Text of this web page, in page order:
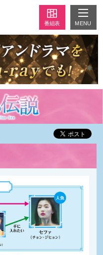
番組表 MENU